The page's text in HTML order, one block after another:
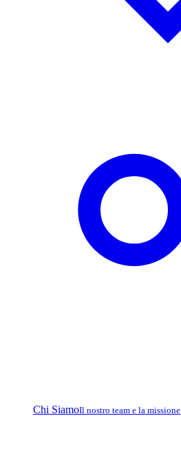
Chi SiamoIl nostro team e la missione